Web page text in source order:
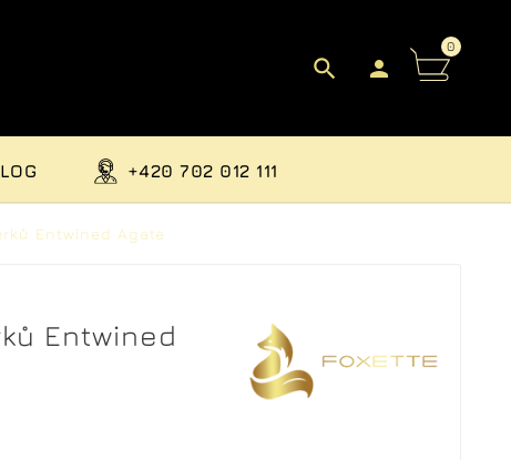
 
0
+420 702 012 111
Entwined Agate
Entwined